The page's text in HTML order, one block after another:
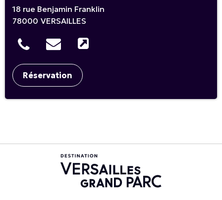
18 rue Benjamin Franklin
78000 VERSAILLES
Réservation